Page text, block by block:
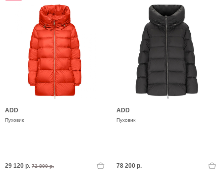
ADD
Пуховик
29 120 р. 72 800 р.
ADD
Пуховик
78 200 р.